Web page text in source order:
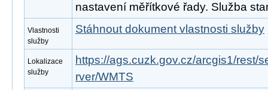
nastavení měřítkové řady. Služba
Vlastnosti
služby
Stáhnout dokument vlastnosti služby
Lokalizace
služby
https://ags.cuzk.gov.cz/arcgis1/rest/
rver/WMTS